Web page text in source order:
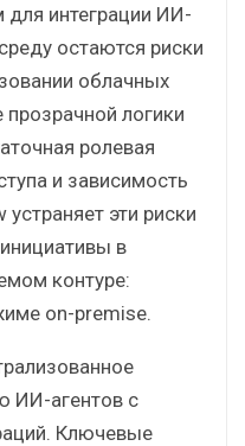
интеграции ИИ-
остаются риски
облачных
прозрачной логики
ролевая
и зависимость
эти риски
в
контуре:
on-premise.
ИИ-агентов с
Ключевые